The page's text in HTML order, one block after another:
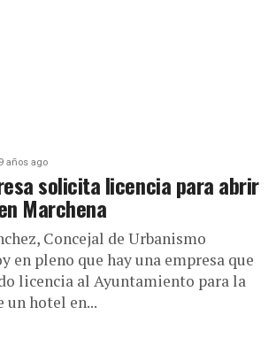
9 años ago
solicita licencia para abrir
Marchena
Concejal de Urbanismo
en pleno que hay una empresa que
licencia al Ayuntamiento para la
un hotel en...